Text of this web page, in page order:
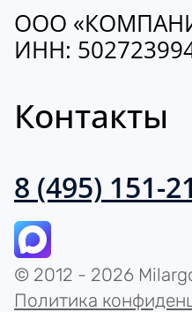
ООО
ИНН:
Контакты
8 (495) 151-
© 2012 - 2026
Политика